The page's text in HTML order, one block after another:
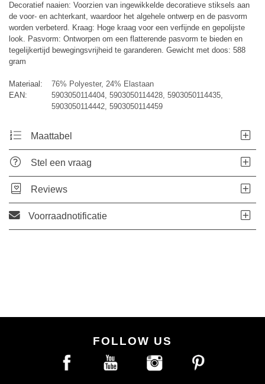
Decoratief naaien: Voorzien van ingewikkelde decoratieve stiksels aan
de voor- en achterkant, waardoor het algehele ontwerp en de pasvorm
worden verbeterd. Kraag: Hoge kraag voor een verfijnde en gepolijste
look. Pasvorm: Ontworpen om een ​​flatterende pasvorm te bieden en
tegelijkertijd bewegingsvrijheid te garanderen. Gewicht met doos: 588
gram
Materiaal:
76% Polyester, 24% Elastaan
EAN:
5903050114404, 5903050114428, 5903050114435,
5903050114442, 5903050114459
Maattabel
Stel een vraag
Reviews
Voorraadnotificatie
FOLLOW US